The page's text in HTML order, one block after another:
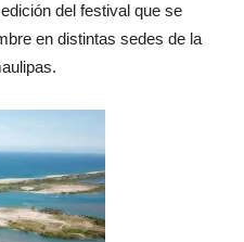
del festival que se
en distintas sedes de la